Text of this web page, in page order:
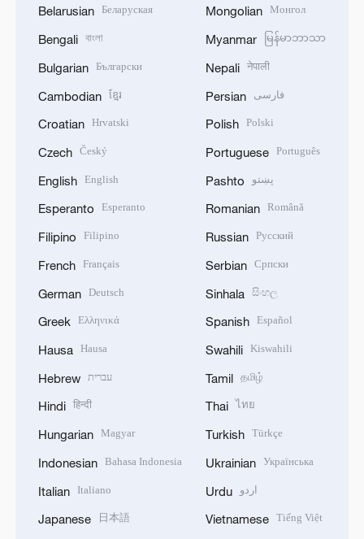
Belarusian Беларуская
Bengali বাংলা
Bulgarian Български
Cambodian ខ្មែរ
Croatian Hrvatski
Czech Český
English English
Esperanto Esperanto
Filipino Filipino
French Français
German Deutsch
Greek Ελληνικά
Hausa Hausa
Hebrew עברית
Hindi हिन्दी
Hungarian Magyar
Indonesian Bahasa Indonesia
Italian Italiano
Japanese
日本語
Mongolian Монгол
Myanmar မြန်မာဘာသာ
Nepali नेपाली
Persian فارسی
Polish Polski
Portuguese Português
Pashto پښتو
Romanian Română
Russian Русский
Serbian Српски
Sinhala සිංහල
Spanish Español
Swahili Kiswahili
Tamil தமிழ்
Thai ไทย
Turkish Türkçe
Ukrainian Українська
Urdu اردو
Vietnamese Tiếng Việt